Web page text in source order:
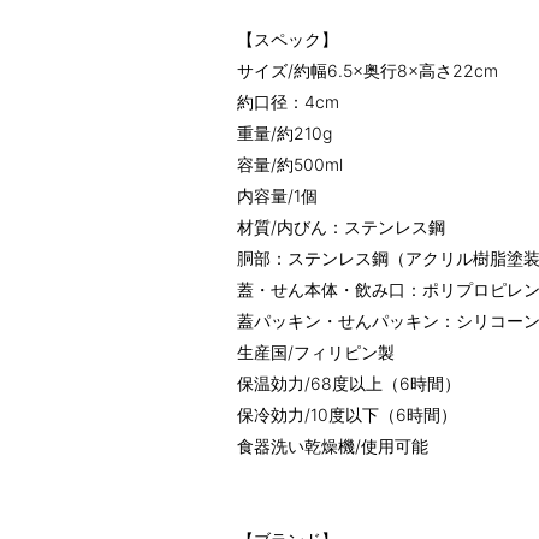
【スペック】
サイズ/約幅6.5×奥行8×高さ22cm
約口径：4cm
重量/約210g
容量/約500ml
内容量/1個
材質/内びん：ステンレス鋼
胴部：ステンレス鋼（アクリル樹脂塗装
蓋・せん本体・飲み口：ポリプロピレン
蓋パッキン・せんパッキン：シリコー
生産国/フィリピン製
保温効力/68度以上（6時間）
保冷効力/10度以下（6時間）
食器洗い乾燥機/使用可能